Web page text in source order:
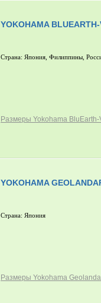
YOKOHAMA BLUEARTH-
Страна: Япония, Филиппины,
Размеры Yokohama BluEarth-
YOKOHAMA
Страна: Япония
Размеры Yokohama